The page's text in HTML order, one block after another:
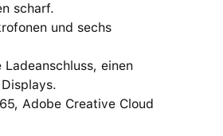
scharf.
und sechs
einen
Adobe Creative Cloud